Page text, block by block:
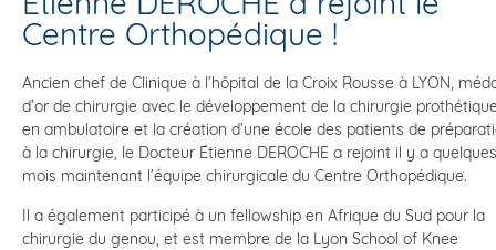
Centre Orthopédique !
Ancien chef de Clinique à l’hôpital de la Croix Rousse à LYON,
d’or de chirurgie avec le développement de la chirurgie
en ambulatoire et la création d’une école des patients de
à la chirurgie, le Docteur Étienne DEROCHE a rejoint il y a quelques
mois maintenant l’équipe chirurgicale du Centre Orthopédique.
Il a également participé à un fellowship en Afrique du Sud pour la
chirurgie du genou, et est membre de la Lyon School of Knee